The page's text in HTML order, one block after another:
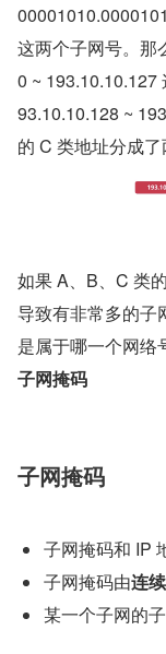
这两个子网号。那
0 ~ 193.10.10.127
93.10.10.128 ~
的 C 类地址分成
如果 A、B、C 类
导致有非常多的子
是属于哪一个网络
子网掩码
子网掩码
子网掩码和 IP
子网掩码由连续
某一个子网的